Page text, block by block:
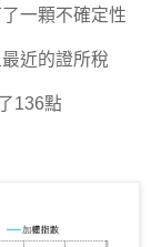
一顆不確定性
近的證所稅
136點